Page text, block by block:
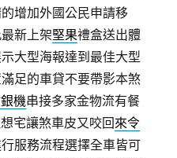
增加外國公民申請移
新上架堅果禮盒送出體
大型海報達到最佳大型
足的車貸不要帶影本煞
機串接多家金物流有餐
宅讓煞車皮又咬回來令
服務流程選擇全車皆可